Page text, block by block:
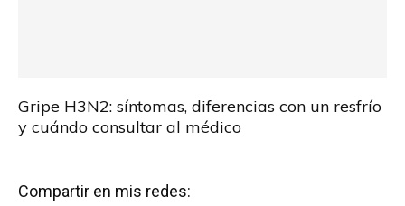
Gripe H3N2: síntomas, diferencias con un resfrío
y cuándo consultar al médico
Compartir en mis redes: